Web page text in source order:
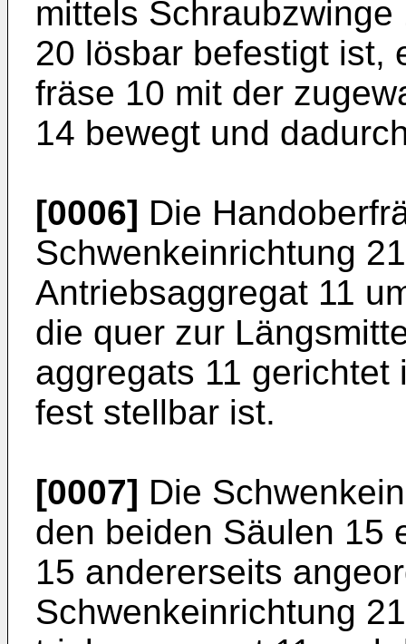
mittels
20 lösbar befestigt ist,
fräse 10 mit der
14 bewegt und
[0006] Die
Schwenkeinrichtung
Antriebsaggregat 11
die quer zur
aggregats 11
fest stellbar ist.
[0007] Die
den beiden Säulen 15
15 andererseits
Schwenkeinrichtung